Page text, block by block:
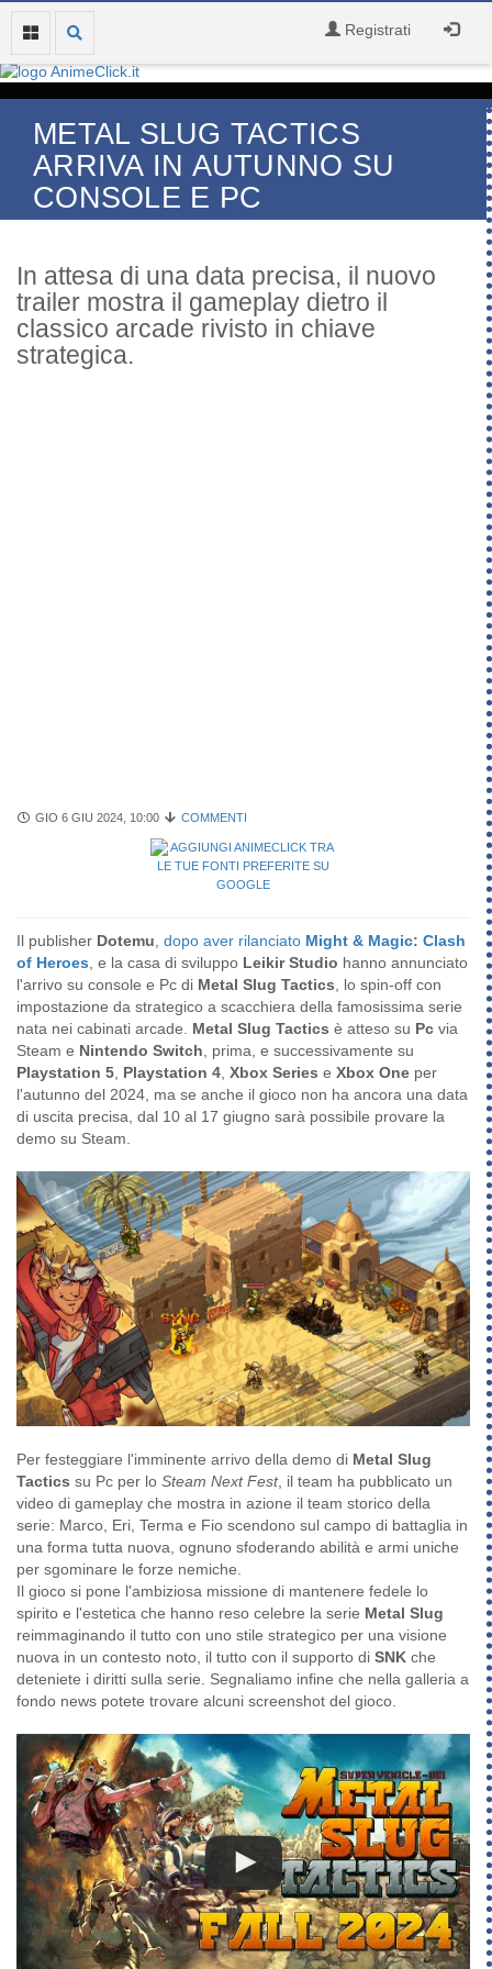
Registrati
METAL SLUG TACTICS
ARRIVA IN AUTUNNO SU
CONSOLE E PC
In attesa di una data precisa, il nuovo
trailer mostra il gameplay dietro il
classico arcade rivisto in chiave
strategica.
GIO 6 GIU 2024, 10:00 COMMENTI
Il publisher Dotemu dopo aver rilanciato Might & Magic: Clash
of Heroes , e la casa di sviluppo Leikir Studio hanno annunciato
l'arrivo su console e Pc di Metal Slug Tactics , lo spin-off con
impostazione da strategico a scacchiera della famosissima serie
nata nei cabinati arcade. Metal Slug Tactics è atteso su Pc via
Steam e Nintendo Switch , prima, e successivamente su
Playstation 5 Playstation 4 Xbox Series e Xbox One per
l'autunno del 2024, ma se anche il gioco non ha ancora una data
di uscita precisa, dal 10 al 17 giugno sarà possibile provare la
demo su Steam.
Per festeggiare l'imminente arrivo della demo di Metal Slug
Tactics su Pc per lo Steam Next Fest, il team ha pubblicato un
video di gameplay che mostra in azione il team storico della
serie: Marco, Eri, Terma e Fio scendono sul campo di battaglia in
una forma tutta nuova, ognuno sfoderando abilità e armi uniche
per sgominare le forze nemiche.
Il gioco si pone l'ambiziosa missione di mantenere fedele lo
spirito e l'estetica che hanno reso celebre la serie Metal Slug
reimmaginando il tutto con uno stile strategico per una visione
nuova in un contesto noto, il tutto con il supporto di SNK che
deteniete i diritti sulla serie. Segnaliamo infine che nella galleria a
fondo news potete trovare alcuni screenshot del gioco.